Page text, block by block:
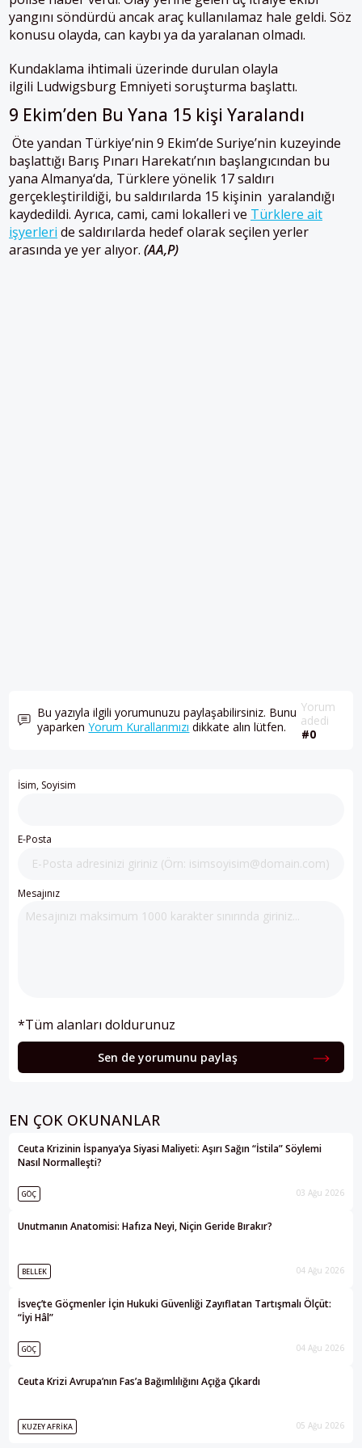
yangını söndürdü ancak araç kullanılamaz hale geldi. Söz
konusu olayda, can kaybı ya da yaralanan olmadı.
Kundaklama ihtimali üzerinde durulan olayla
ilgili Ludwigsburg Emniyeti soruşturma başlattı.
9 Ekim’den Bu Yana 15 kişi Yaralandı
Öte yandan Türkiye’nin 9 Ekim’de Suriye’nin kuzeyinde
başlattığı Barış Pınarı Harekatı’nın başlangıcından bu
yana Almanya‘da, Türklere yönelik 17 saldırı
gerçekleştirildiği, bu saldırılarda 15 kişinin yaralandığı
kaydedildi. Ayrıca, cami, cami lokalleri ve Türklere ait
işyerleri de saldırılarda hedef olarak seçilen yerler
arasında ye yer alıyor. (AA,P)
Bu yazıyla ilgili yorumunuzu paylaşabilirsiniz. Bunu
yaparkenYorum Kurallarımızı dikkate alın lütfen.
Yorum
adedi
#0
İsim, Soyisim
E-Posta
Mesajınız
*Tüm alanları doldurunuz
Sen de yorumunu paylaş
EN ÇOK OKUNANLAR
Ceuta Krizinin İspanya’ya Siyasi Maliyeti: Aşırı Sağın “İstila” Söylemi
Nasıl Normalleşti?
GÖÇ 03 Ağu 2026
Unutmanın Anatomisi: Hafıza Neyi, Niçin Geride Bırakır?
BELLEK 04 Ağu 2026
İsveç’te Göçmenler İçin Hukuki Güvenliği Zayıflatan Tartışmalı Ölçüt:
“İyi Hâl”
GÖÇ 04 Ağu 2026
Ceuta Krizi Avrupa’nın Fas’a Bağımlılığını Açığa Çıkardı
KUZEY AFRIKA 05 Ağu 2026